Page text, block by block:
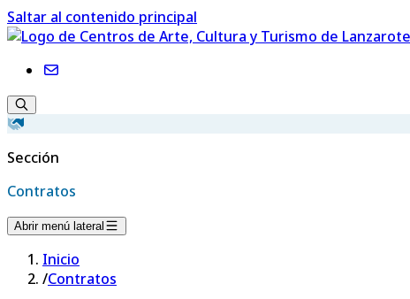
Saltar al contenido principal
Sección
Contratos
Abrir menú lateral
Inicio
/Contratos